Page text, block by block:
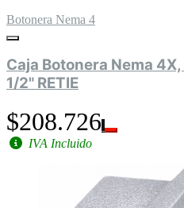
Botonera Nema 4
Caja Botonera Nema
1/2" RETIE
$208.726
IVA Incluido